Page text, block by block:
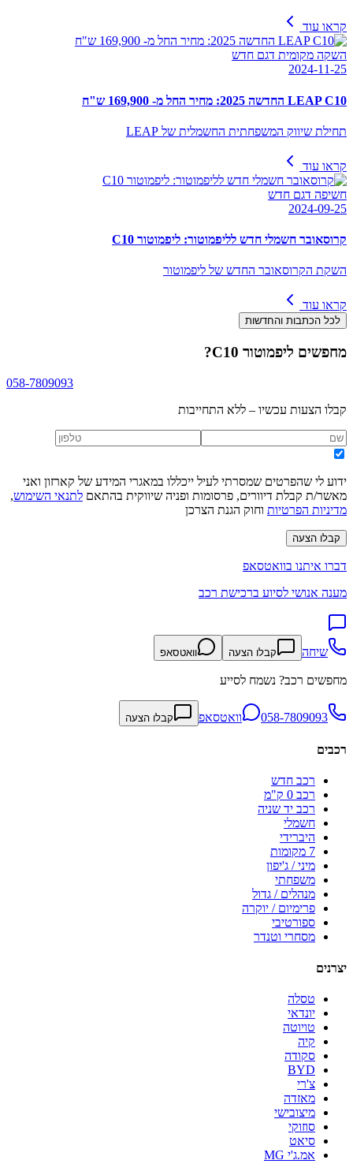
קראו עוד
השקה מקומית דגם חדש
2024-11-25
LEAP C10 החדשה 2025: מחיר החל מ- 169,900 ש"ח
תחילת שיווק המשפחתית החשמלית של LEAP
קראו עוד
חשיפה דגם חדש
2024-09-25
קרוסאובר חשמלי חדש לליפמוטור: ליפמוטור C10
השקת הקרוסאובר החדש של ליפמוטור
קראו עוד
לכל הכתבות והחדשות
מחפשים ליפמוטור C10 ?
058-7809093
קבלו הצעות עכשיו – ללא התחייבות
ידוע לי שהפרטים שמסרתי לעיל ייכללו במאגרי המידע של קארזון ואני
מאשר/ת קבלת דיוורים, פרסומות ופניה שיווקית בהתאם לתנאי השימוש,
מדיניות הפרטיות וחוק הגנת הצרכן
קבלו הצעה
דברו איתנו בוואטסאפ
מענה אנושי לסיוע ברכישת רכב
שיחה קבלו הצעה וואטסאפ
מחפשים רכב? נשמח לסייע
058-7809093 וואטסאפ קבלו הצעה
רכבים
רכב חדש
רכב 0 ק"מ
רכב יד שניה
חשמלי
היברידי
7 מקומות
מיני / ג'יפון
משפחתי
מנהלים / גדול
פרימיום / יוקרה
ספורטיבי
מסחרי וטנדר
יצרנים
טסלה
יונדאי
טויוטה
קיה
סקודה
BYD
צ'רי
מאזדה
מיצובישי
סוזוקי
סיאט
אמ.ג'י MG